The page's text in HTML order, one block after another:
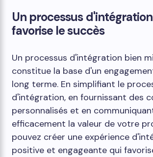
Un processus
favorise le succès
Un processus d'intégration bien
constitue la base d'un
long terme. En simplifiant le
d'intégration, en fournissant des
personnalisés et en
efficacement la valeur de votre
pouvez créer une expérience
positive et engageante qui